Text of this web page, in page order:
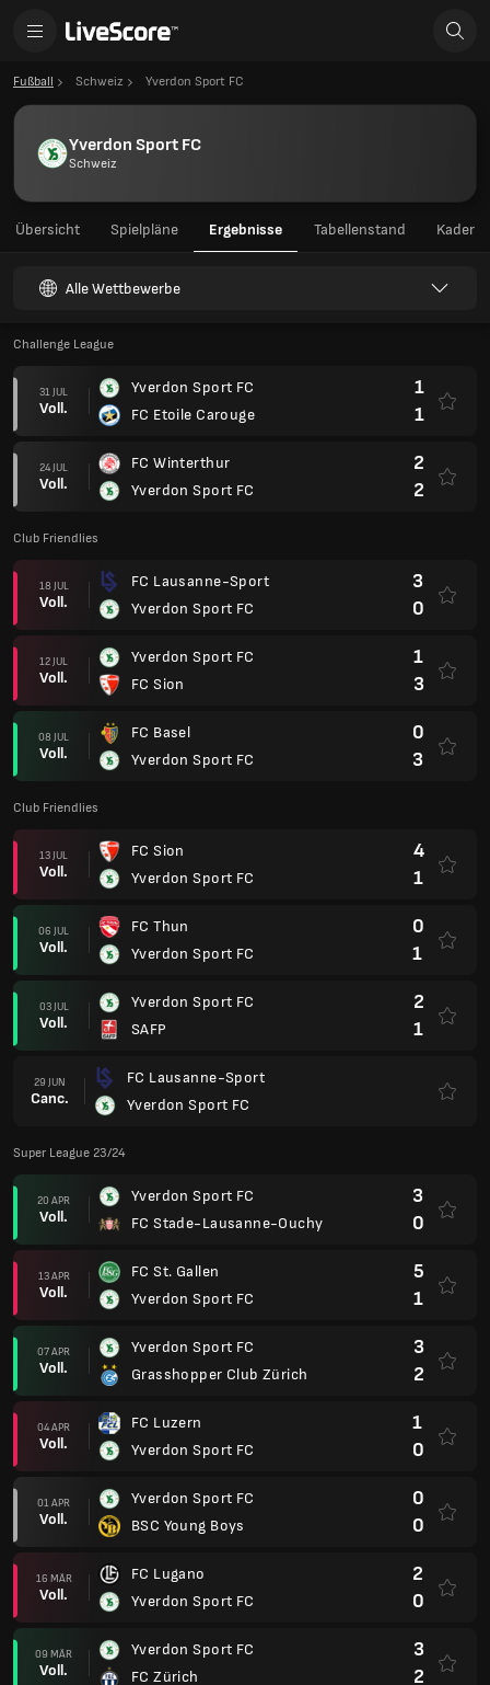
Fußball Schweiz Yverdon Sport FC
Yverdon Sport FC
Schweiz
Übersicht Spielpläne Ergebnisse Tabellenstand Kader
Alle Wettbewerbe
Challenge League
31 JUL
Voll.
Yverdon Sport FC
FC Etoile Carouge
1
1
24 JUL
Voll.
FC Winterthur
Yverdon Sport FC
2
2
Club Friendlies
18 JUL
Voll.
FC Lausanne-Sport
Yverdon Sport FC
3
0
12 JUL
Voll.
Yverdon Sport FC
FC Sion
1
3
08 JUL
Voll.
FC Basel
Yverdon Sport FC
0
3
Club Friendlies
13 JUL
Voll.
FC Sion
Yverdon Sport FC
4
1
06 JUL
Voll.
FC Thun
Yverdon Sport FC
0
1
03 JUL
Voll.
Yverdon Sport FC
SAFP
2
1
29 JUN
Canc.
FC Lausanne-Sport
Yverdon Sport FC
Super League 23/24
20 APR
Voll.
Yverdon Sport FC
FC Stade-Lausanne-Ouchy
3
0
13 APR
Voll.
FC St. Gallen
Yverdon Sport FC
5
1
07 APR
Voll.
Yverdon Sport FC
Grasshopper Club Zürich
3
2
04 APR
Voll.
FC Luzern
Yverdon Sport FC
1
0
01 APR
Voll.
Yverdon Sport FC
BSC Young Boys
0
0
16 MÄR
Voll.
FC Lugano
Yverdon Sport FC
2
0
09 MÄR
Voll.
Yverdon Sport FC
FC Zürich
3
2